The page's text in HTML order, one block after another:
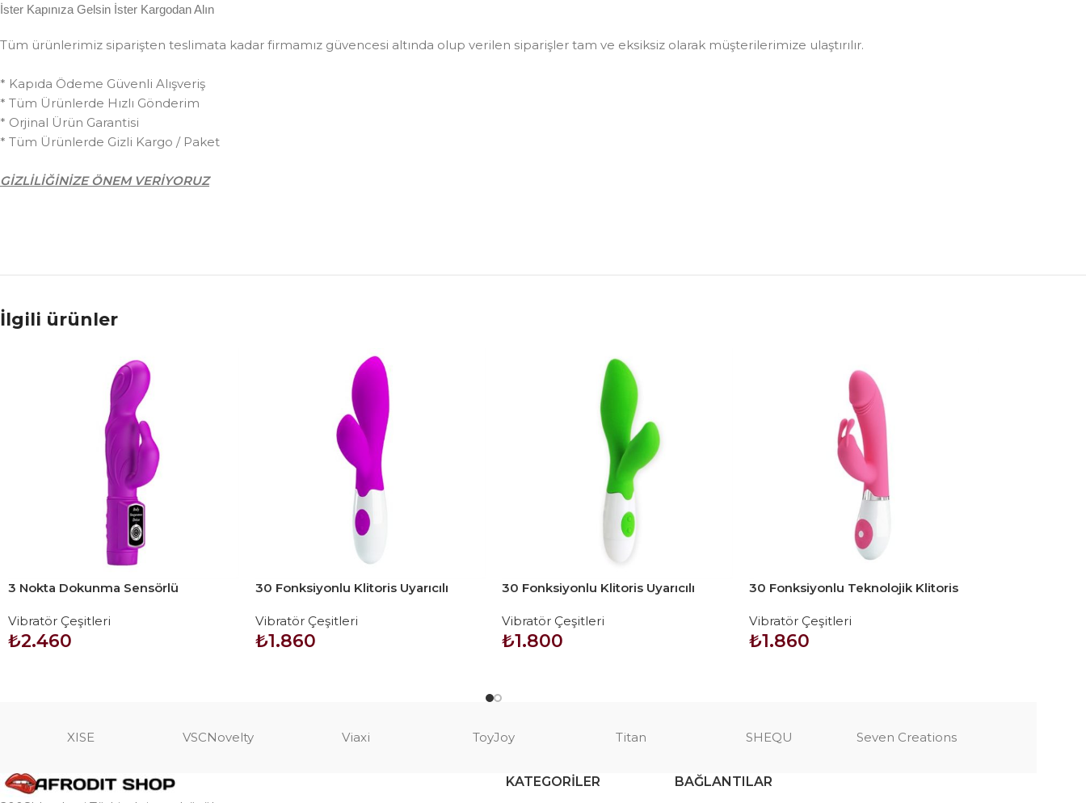
İster Kapınıza Gelsin İster Kargodan Alın
Tüm ürünlerimiz siparişten teslimata kadar firmamız güvencesi altında olup verilen siparişler tam ve eksiksiz olarak müşterilerimize ulaştırılır.
* Kapıda Ödeme Güvenli Alışveriş
* Tüm Ürünlerde Hızlı Gönderim
* Orjinal Ürün Garantisi
* Tüm Ürünlerde Gizli Kargo / Paket
GİZLİLİĞİNİZE ÖNEM VERİYORUZ
İlgili ürünler
3 Nokta Dokunma Sensörlü
Vibratör Çeşitleri
₺2.460
30 Fonksiyonlu Klitoris Uyarıcılı
Vibratör Çeşitleri
₺1.860
30 Fonksiyonlu Klitoris Uyarıcılı
Vibratör Çeşitleri
₺1.800
30 Fonksiyonlu Teknolojik Klitoris
Gene
Vibratör Çeşitleri
₺1.860
XISE VSCNovelty Viaxi ToyJoy Titan SHEQU Seven Creations
KATEGORILER BAĞLANTILAR